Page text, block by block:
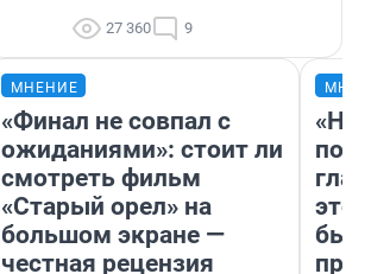
27 360 9
МНЕНИЕ
«Финал не совпал с
ожиданиями»: стоит ли
смотреть фильм
«Старый орел» на
большом экране —
честная рецензия
этого
бьет